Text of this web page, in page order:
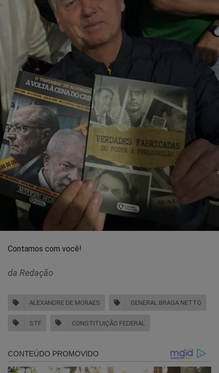
Contamos com você!
da Redação
ALEXANDRE DE MORAES GENERAL BRAGA NETTO
STF CONSTITUIÇÃO FEDERAL